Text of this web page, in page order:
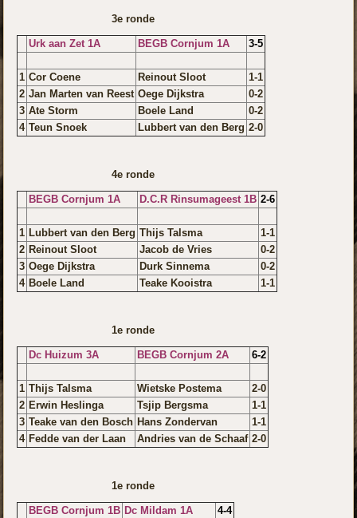
3e ronde
Urk aan Zet 1A BEGB Cornjum 1A 3-5
1 Cor Coene Reinout Sloot
1-1
2 Jan Marten van Reest Oege Dijkstra
0-2
3 Ate Storm Boele Land
0-2
4 Teun Snoek Lubbert van den Berg 2-0
4e ronde
BEGB Cornjum 1A D.C.R Rinsumageest 1B 2-6
1 Lubbert van den Berg Thijs Talsma
1-1
2 Reinout Sloot Jacob de Vries
0-2
3 Oege Dijkstra Durk Sinnema
0-2
4 Boele Land Teake Kooistra 1-1
1e ronde
Dc Huizum 3A BEGB Cornjum 2A 6-2
1 Thijs Talsma Wietske Postema
2-0
2 Erwin Heslinga Tsjip Bergsma
1-1
3 Teake van den Bosch Hans Zondervan
1-1
4 Fedde van der Laan Andries van de Schaaf 2-0
1e ronde
BEGB Cornjum 1B Dc Mildam 1A 4-4